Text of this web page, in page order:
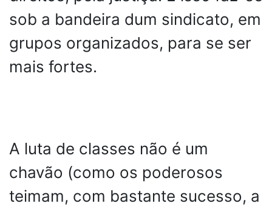
sob a bandeira dum sindicato, em
grupos organizados, para se ser
mais fortes.
A luta de classes não é um
chavão (como os poderosos
teimam, com bastante sucesso, a